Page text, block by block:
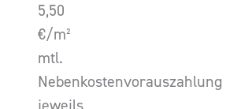
5,50
€/m²
mtl.
Nebenkostenvorauszahlung